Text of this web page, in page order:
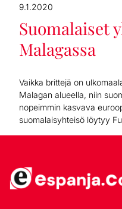
9.1.2020
Suomalaiset
Malagassa
Vaikka brittejä on
Malagan alueella, niin
nopeimmin kasvava
suomalaisyhteisö löytyy